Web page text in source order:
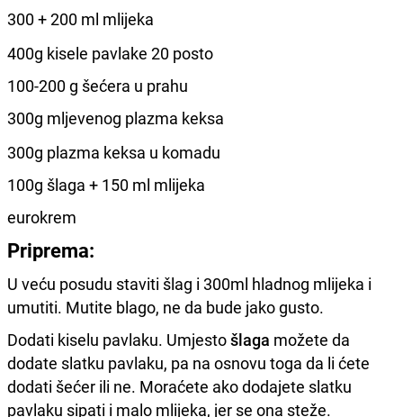
300 + 200 ml mlijeka
400g kisele pavlake 20 posto
100-200 g šećera u prahu
300g mljevenog plazma keksa
300g plazma keksa u komadu
100g šlaga + 150 ml mlijeka
eurokrem
Priprema:
U veću posudu staviti šlag i 300ml hladnog mlijeka i
umutiti. Mutite blago, ne da bude jako gusto.
Dodati kiselu pavlaku. Umjestošlaga možete da
dodate slatku pavlaku, pa na osnovu toga da li ćete
dodati šećer ili ne. Moraćete ako dodajete slatku
pavlaku sipati i malo mlijeka, jer se ona steže.